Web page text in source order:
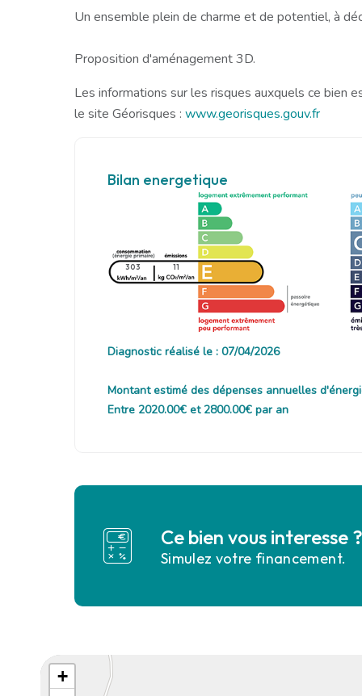
Un ensemble plein de charme et de potentiel, à
Proposition d'aménagement 3D.
Les informations sur les risques auxquels ce bien
le site Géorisques : www.georisques.gouv.fr
Bilan energetique
303 11
Diagnostic réalisé le : 07/04/2026
Montant estimé des dépenses annuelles
Entre 2020.00€ et 2800.00€ par an
Ce bien vous interesse ?
Simulez votre financement.
+